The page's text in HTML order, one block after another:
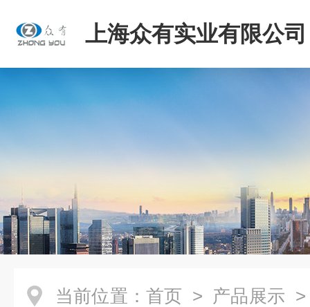
上海众有实业有限公司
当前位置： 首页 > 产品展示